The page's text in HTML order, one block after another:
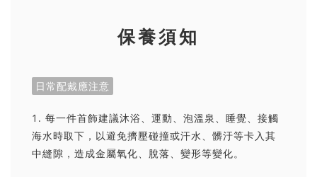
保養須知
日常配戴應注意
1. 每一件首飾建議沐浴、運動、泡溫泉、睡覺、接觸
海水時取下，以避免擠壓碰撞或汗水、髒汙等卡入其
中縫隙，造成金屬氧化、脫落、變形等變化。